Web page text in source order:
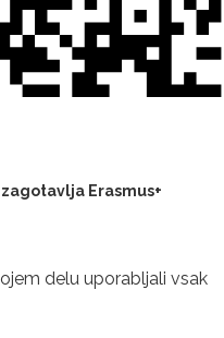
Erasmus+
delu uporabljali vsak